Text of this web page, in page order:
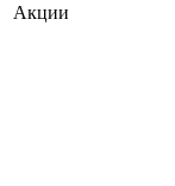
Акции